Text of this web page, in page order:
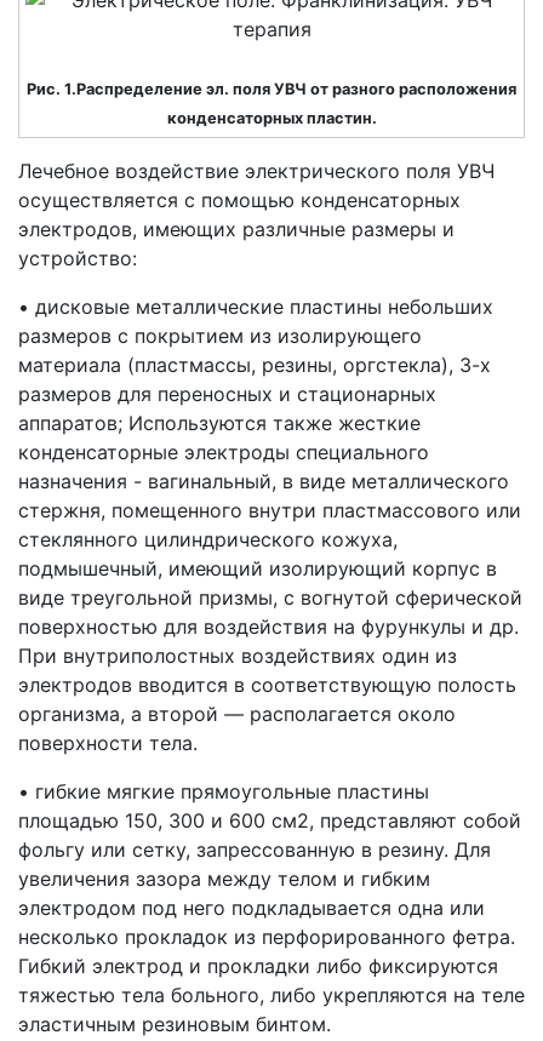
Рис. 1.Распределение эл. поля УВЧ от разного расположения
конденсаторных пластин.
Лечебное воздействие электрического поля УВЧ
осуществляется с помощью конденсаторных
электродов, имеющих различные размеры и
устройство:
• дисковые металлические пластины небольших
размеров с покрытием из изолирующего
материала (пластмассы, резины, оргстекла), 3-х
размеров для переносных и стационарных
аппаратов; Используются также жесткие
конденсаторные электроды специального
назначения - вагинальный, в виде металлического
стержня, помещенного внутри пластмассового или
стеклянного цилиндрического кожуха,
подмышечный, имеющий изолирующий корпус в
виде треугольной призмы, с вогнутой сферической
поверхностью для воздействия на фурункулы и др.
При внутриполостных воздействиях один из
электродов вводится в соответствующую полость
организма, а второй — располагается около
поверхности тела.
• гибкие мягкие прямоугольные пластины
площадью 150, 300 и 600 см2, представляют собой
фольгу или сетку, запрессованную в резину. Для
увеличения зазора между телом и гибким
электродом под него подкладывается одна или
несколько прокладок из перфорированного фетра.
Гибкий электрод и прокладки либо фиксируются
тяжестью тела больного, либо укрепляются на теле
эластичным резиновым бинтом.